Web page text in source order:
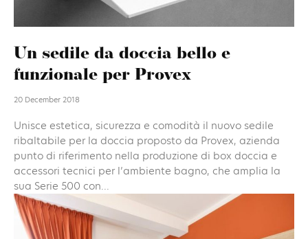
Un sedile da doccia bello e
funzionale per Provex
20 December 2018
Unisce estetica, sicurezza e comodità il nuovo sedile
ribaltabile per la doccia proposto da Provex, azienda
punto di riferimento nella produzione di box doccia e
accessori tecnici per l’ambiente bagno, che amplia la
sua Serie 500 con...